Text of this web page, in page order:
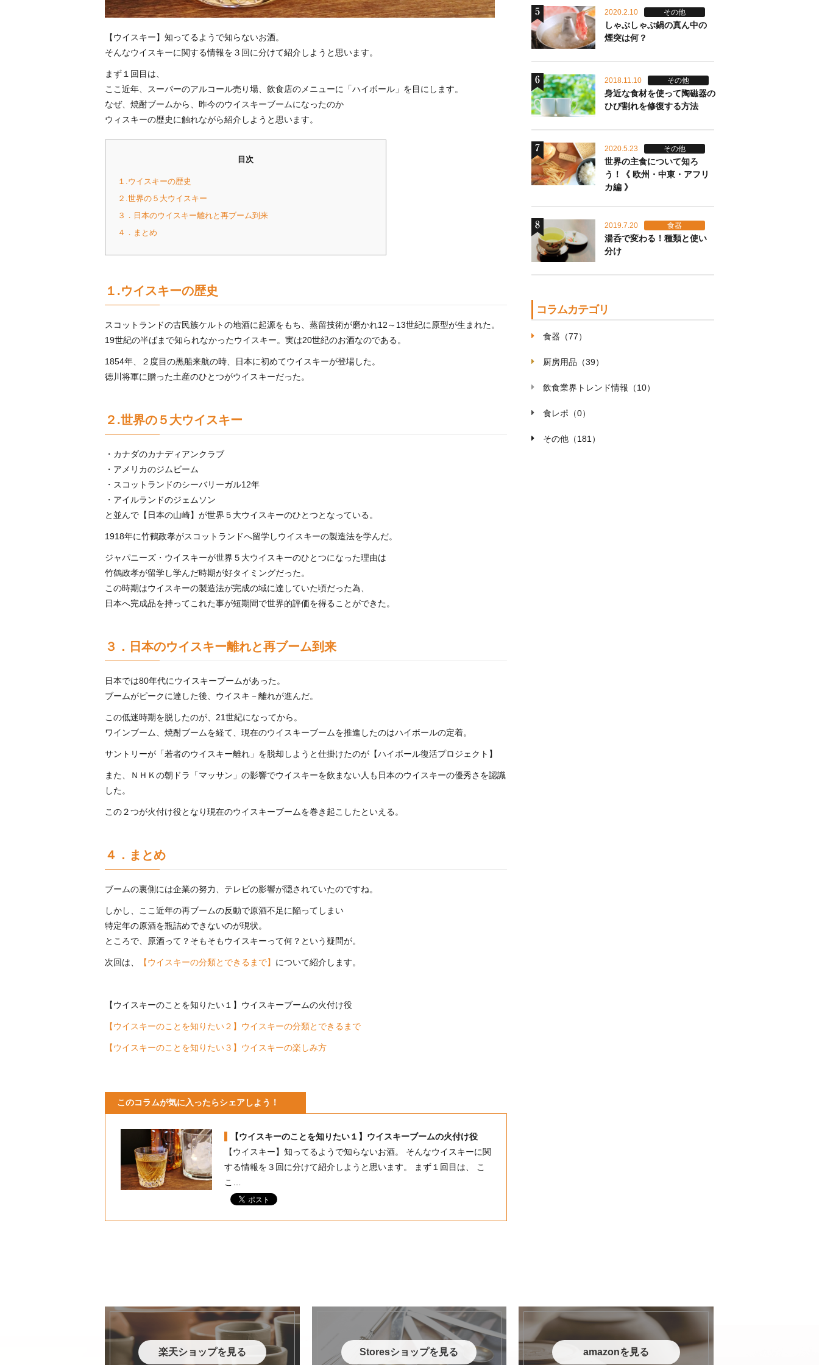
【ウイスキー】知ってるようで知らないお酒。
そんなウイスキーに関する情報を３回に分けて紹介しようと思います。
まず１回目は、
ここ近年、スーパーのアルコール売り場、飲食店のメニューに「ハイボール」を目にします。
なぜ、焼酎ブームから、昨今のウイスキーブームになったのか
ウィスキーの歴史に触れながら紹介しようと思います。
目次
１.ウイスキーの歴史
２.世界の５大ウイスキー
３．日本のウイスキー離れと再ブーム到来
４．まとめ
１.ウイスキーの歴史
スコットランドの古民族ケルトの地酒に起源をもち、蒸留技術が磨かれ12～13世紀に原型が生まれた。
19世紀の半ばまで知られなかったウイスキー。実は20世紀のお酒なのである。
1854年、２度目の黒船来航の時、日本に初めてウイスキーが登場した。
徳川将軍に贈った土産のひとつがウイスキーだった。
２.世界の５大ウイスキー
・カナダのカナディアンクラブ
・アメリカのジムビーム
・スコットランドのシーバリーガル12年
・アイルランドのジェムソン
と並んで【日本の山崎】が世界５大ウイスキーのひとつとなっている。
1918年に竹鶴政孝がスコットランドへ留学しウイスキーの製造法を学んだ。
ジャパニーズ・ウイスキーが世界５大ウイスキーのひとつになった理由は
竹鶴政孝が留学し学んだ時期が好タイミングだった。
この時期はウイスキーの製造法が完成の域に達していた頃だった為、
日本へ完成品を持ってこれた事が短期間で世界的評価を得ることができた。
３．日本のウイスキー離れと再ブーム到来
日本では80年代にウイスキーブームがあった。
ブームがピークに達した後、ウイスキ－離れが進んだ。
この低迷時期を脱したのが、21世紀になってから。
ワインブーム、焼酎ブームを経て、現在のウイスキーブームを推進したのはハイボールの定着。
サントリーが「若者のウイスキー離れ」を脱却しようと仕掛けたのが【ハイボール復活プロジェクト】
また、ＮＨＫの朝ドラ「マッサン」の影響でウイスキーを飲まない人も日本のウイスキーの優秀さを認識
した。
この２つが火付け役となり現在のウイスキーブームを巻き起こしたといえる。
４．まとめ
ブームの裏側には企業の努力、テレビの影響が隠されていたのですね。
しかし、ここ近年の再ブームの反動で原酒不足に陥ってしまい
特定年の原酒を瓶詰めできないのが現状。
ところで、原酒って？そもそもウイスキーって何？という疑問が。
次回は、 【ウイスキーの分類とできるまで】 について紹介します。
【ウイスキーのことを知りたい１】ウイスキーブームの火付け役
【ウイスキーのことを知りたい２】ウイスキーの分類とできるまで
【ウイスキーのことを知りたい３】ウイスキーの楽しみ方
このコラムが気に入ったらシェアしよう！
【ウイスキーのことを知りたい１】ウイスキーブームの火付け役
【ウイスキー】知ってるようで知らないお酒。 そんなウイスキーに関
する情報を３回に分けて紹介しようと思います。 まず１回目は、 こ
こ…
2020.2.10 その他
しゃぶしゃぶ鍋の真ん中の
煙突は何？
2018.11.10 その他
身近な食材を使って陶磁器の
ひび割れを修復する方法
2020.5.23 その他
世界の主食について知ろ
う！《 欧州・中東・アフリ
カ編 》
2019.7.20 食器
湯呑で変わる！種類と使い
分け
コラムカテゴリ
食器（77）
厨房用品（39）
飲食業界トレンド情報（10）
食レポ（0）
その他（181）
楽天ショップを見る Storesショップを見る amazonを見る